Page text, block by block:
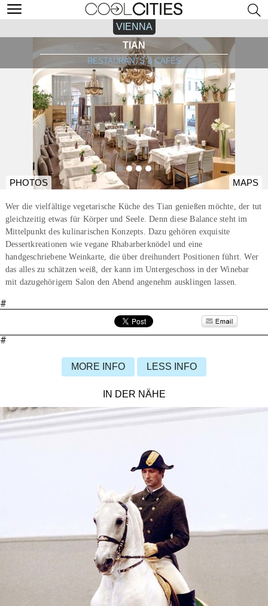
VIENNA
TIAN
RESTAURANTS & CAFÉS
PHOTOS MAPS
Wer die vielfältige vegetarische Küche des Tian genießen möchte, der tut
gleichzeitig etwas für Körper und Seele. Denn diese Balance steht im
Mittelpunkt des kulinarischen Konzepts. Dazu gehören exquisite
Dessertkreationen wie vegane Rhabarberknödel und eine
handgeschriebene Weinkarte, die über dreihundert Positionen führt. Wer
das alles zu schätzen weiß, der kann im Untergeschoss in der Winebar
mit dazugehörigem Salon den Abend angenehm ausklingen lassen.
#
#
MORE INFO LESS INFO
IN DER NÄHE